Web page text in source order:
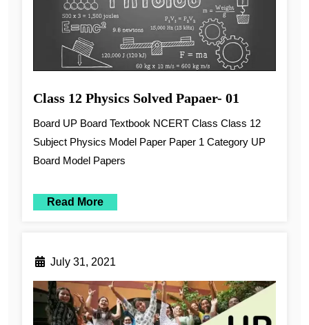
Class 12 Physics Solved Papaer- 01
Board UP Board Textbook NCERT Class Class 12
Subject Physics Model Paper Paper 1 Category UP
Board Model Papers
Read More
July 31, 2021